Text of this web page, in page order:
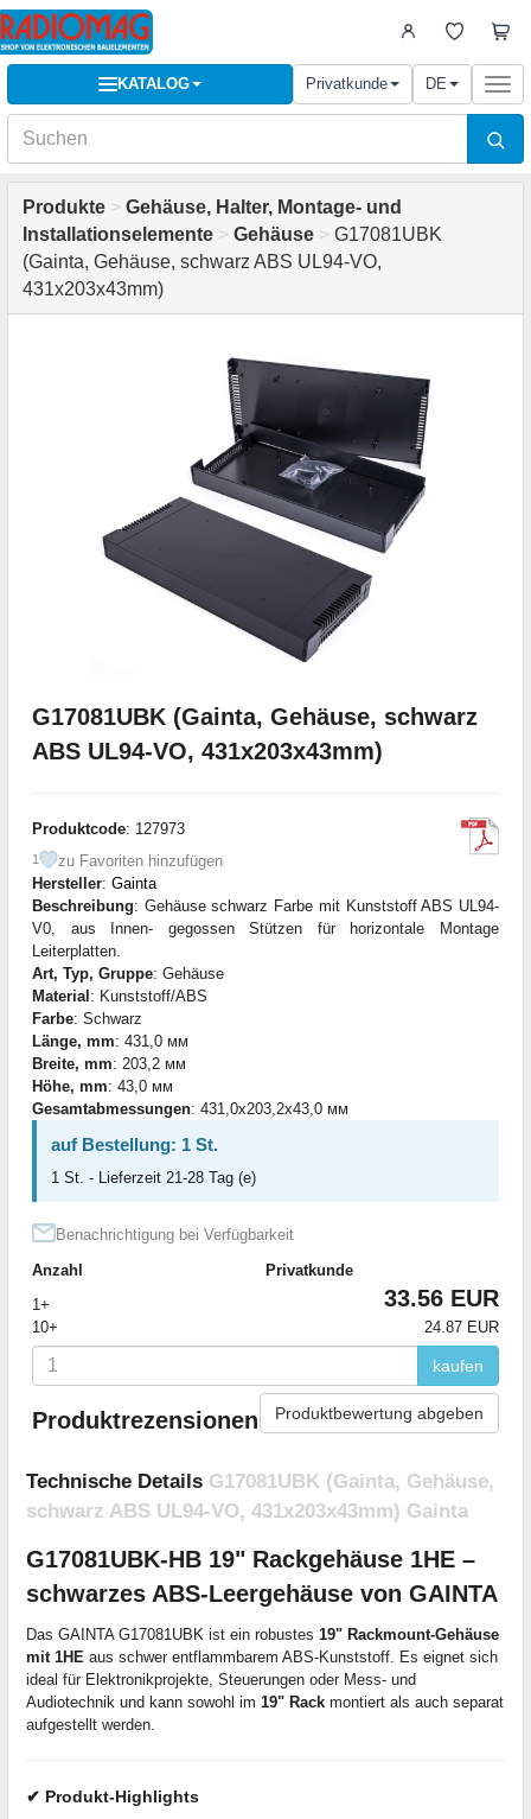
KATALOG Privatkunde DE
Produkte > Gehäuse, Halter, Montage- und
Installationselemente > Gehäuse > G17081UBK
(Gainta, Gehäuse, schwarz ABS UL94-VO,
431x203x43mm)
G17081UBK (Gainta, Gehäuse, schwarz
ABS UL94-VO, 431x203x43mm)
Produktcode: 127973
1
zu Favoriten hinzufügen
Hersteller: Gainta
Beschreibung: Gehäuse schwarz Farbe mit Kunststoff ABS UL94-
V0, aus Innen- gegossen Stützen für horizontale Montage
Leiterplatten.
Art, Typ, Gruppe: Gehäuse
Material: Kunststoff/ABS
Farbe: Schwarz
Länge, mm: 431,0 мм
Breite, mm: 203,2 мм
Höhe, mm: 43,0 мм
Gesamtabmessungen: 431,0x203,2x43,0 мм
auf Bestellung: 1 St.
1 St. - Lieferzeit 21-28 Tag (e)
Benachrichtigung bei Verfügbarkeit
Anzahl
Privatkunde
1+
33.56 EUR
10+ 24.87 EUR
kaufen
Produktrezensionen Produktbewertung abgeben
Technische Details G17081UBK (Gainta, Gehäuse,
schwarz ABS UL94-VO, 431x203x43mm) Gainta
G17081UBK-HB 19" Rackgehäuse 1HE –
schwarzes ABS-Leergehäuse von GAINTA
Das GAINTA G17081UBK ist ein robustes 19" Rackmount-Gehäuse
mit 1HE aus schwer entflammbarem ABS-Kunststoff. Es eignet sich
ideal für Elektronikprojekte, Steuerungen oder Mess- und
Audiotechnik und kann sowohl im 19" Rack montiert als auch separat
aufgestellt werden.
✔ Produkt-Highlights